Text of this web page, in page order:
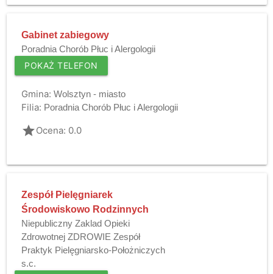
Gabinet zabiegowy
Poradnia Chorób Płuc i Alergologii
POKAŻ TELEFON
Gmina: Wolsztyn - miasto
Filia: Poradnia Chorób Płuc i Alergologii
gradeOcena: 0.0
Zespół Pielęgniarek
Środowiskowo Rodzinnych
Niepubliczny Zaklad Opieki
Zdrowotnej ZDROWIE Zespół
Praktyk Pielęgniarsko-Położniczych
s.c.